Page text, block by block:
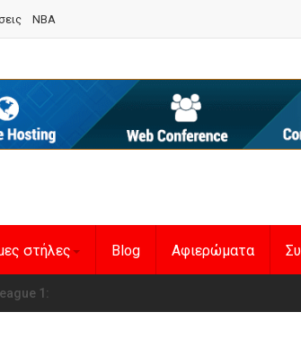
NBA
στήλες Blog Αφιερώματα
1
: